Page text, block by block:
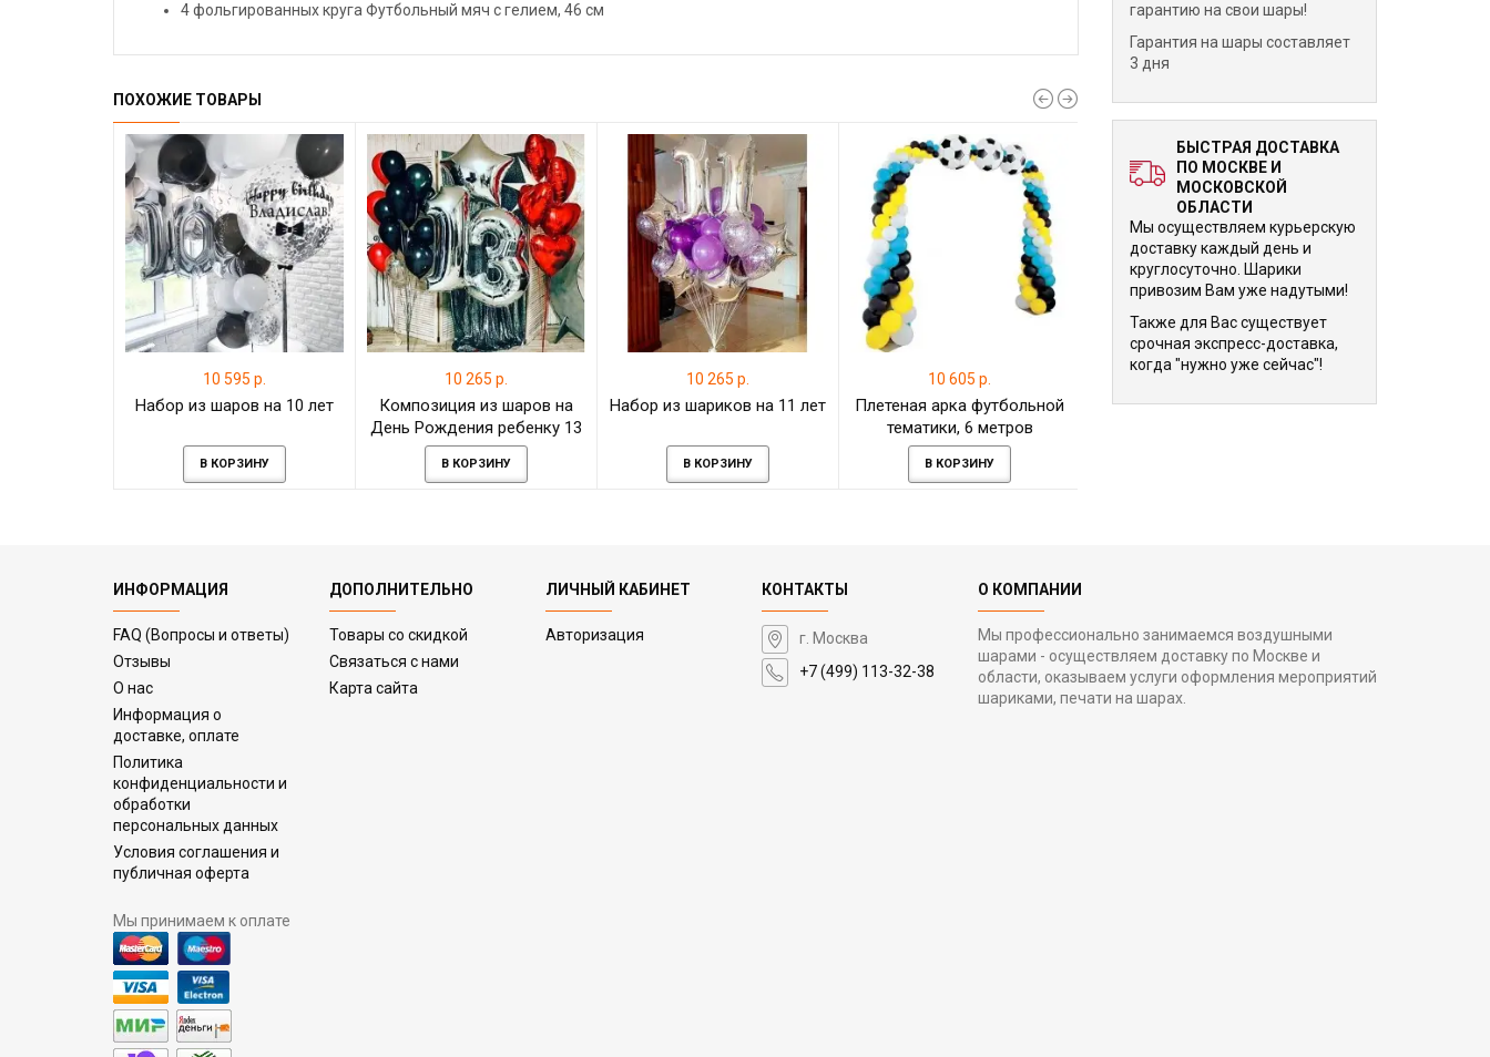
4 фольгированных круга Футбольный мяч с гелием, 46 см
ПОХОЖИЕ ТОВАРЫ
10 595 р.
Набор из шаров на 10 лет
В КОРЗИНУ
10 265 р.
Композиция из шаров на
День Рождения ребенку 13
лет
В КОРЗИНУ
10 265 р.
Набор из шариков на 11 лет
В КОРЗИНУ
10 605 р.
Плетеная арка футбольной
тематики, 6 метров
В КОРЗИНУ
10 265 р.
Фонтан Волшебная сова и
Композиция из
гарантию на свои шары!
Гарантия на шары составляет
3 дня
БЫСТРАЯ ДОСТАВКА
ПО МОСКВЕ И
МОСКОВСКОЙ
ОБЛАСТИ
Мы осуществляем курьерскую
доставку каждый день и
круглосуточно. Шарики
привозим Вам уже надутыми!
Также для Вас существует
срочная экспресс-доставка,
когда "нужно уже сейчас"!
ИНФОРМАЦИЯ
FAQ (Вопросы и ответы)
Отзывы
О нас
Информация о
доставке, оплате
Политика
конфиденциальности и
обработки
персональных данных
Условия соглашения и
публичная оферта
Мы принимаем к оплате
ДОПОЛНИТЕЛЬНО
Товары со скидкой
Связаться с нами
Карта сайта
ЛИЧНЫЙ КАБИНЕТ
Авторизация
КОНТАКТЫ
г. Москва
+7 (499) 113-32-38
О КОМПАНИИ
Мы профессионально занимаемся воздушными
шарами - осуществляем доставку по Москве и
области, оказываем услуги оформления мероприятий
шариками, печати на шарах.